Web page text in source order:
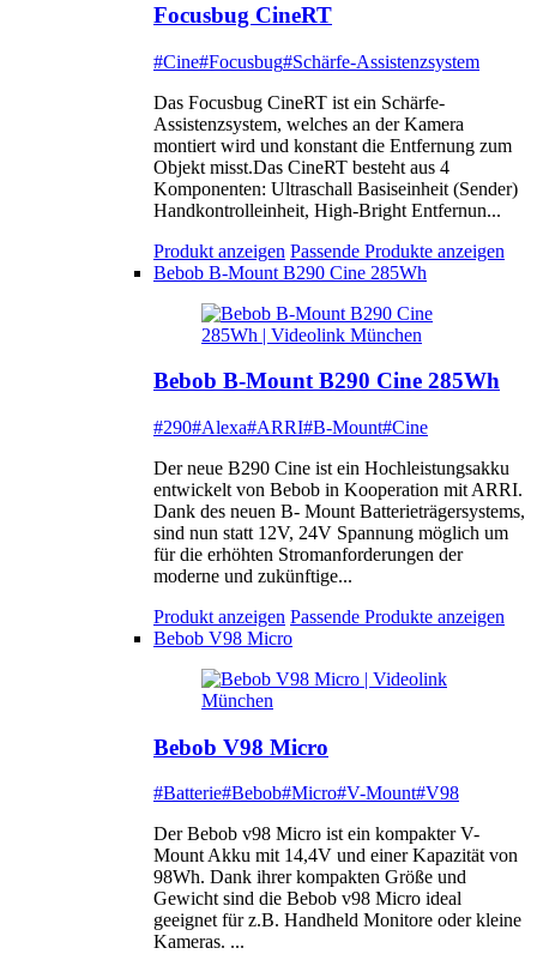
Focusbug CineRT
#Cine#Focusbug#Schärfe-Assistenzsystem
Das Focusbug CineRT ist ein Schärfe-
Assistenzsystem, welches an der Kamera
montiert wird und konstant die Entfernung zum
Objekt misst.Das CineRT besteht aus 4
Komponenten: Ultraschall Basiseinheit (Sender)
Handkontrolleinheit, High-Bright Entfernun...
Produkt anzeigen Passende Produkte anzeigen
Bebob B-Mount B290 Cine 285Wh
Bebob B-Mount B290 Cine 285Wh
#290#Alexa#ARRI#B-Mount#Cine
Der neue B290 Cine ist ein Hochleistungsakku
entwickelt von Bebob in Kooperation mit ARRI.
Dank des neuen B- Mount Batterieträgersystems,
sind nun statt 12V, 24V Spannung möglich um
für die erhöhten Stromanforderungen der
moderne und zukünftige...
Produkt anzeigen Passende Produkte anzeigen
Bebob V98 Micro
Bebob V98 Micro
#Batterie#Bebob#Micro#V-Mount#V98
Der Bebob v98 Micro ist ein kompakter V-
Mount Akku mit 14,4V und einer Kapazität von
98Wh. Dank ihrer kompakten Größe und
Gewicht sind die Bebob v98 Micro ideal
geeignet für z.B. Handheld Monitore oder kleine
Kameras. ...